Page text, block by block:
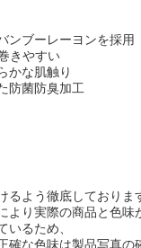
ンブーレーヨンを採用
きやすい
かな肌触り
防菌防臭加工
よう徹底しておりま
り実際の商品と色味
るため、
な色味は製品写真の